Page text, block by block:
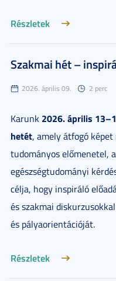
Részletek
Szakmai hét –
2026. április 09. 2 perc
Karunk 2026. április
hetét, amely átfogó
tudományos előmenetel,
egészségtudományi
célja, hogy inspiráló
és szakmai
és pályaorientációját.
Részletek